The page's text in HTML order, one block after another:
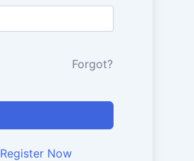
Forgot?
Register Now